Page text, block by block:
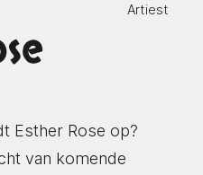
Artiest
Esther Rose op?
van komende